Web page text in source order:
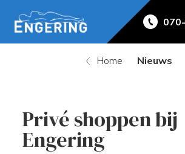
Home Nieuws
Privé shoppen bij
Engering